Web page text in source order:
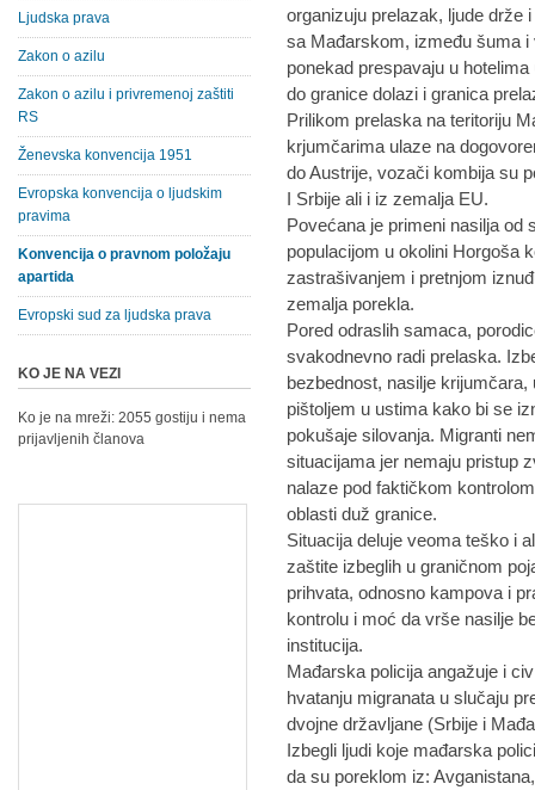
organizuju prelazak, ljude drže
sa Mađarskom, između šuma i
ponekad prespavaju u
do granice dolazi i granica
Prilikom prelaska na teritoriju
krjumčarima ulaze na
do Austrije, vozači kombija su
I Srbije ali i iz zemalja EU.
Povećana je primeni nasilja od
populacijom u okolini Horgoša
zastrašivanjem i pretnjom
zemalja porekla.
Pored odraslih samaca,
svakodnevno radi prelaska.
bezbednost, nasilje
pištoljem u ustima kako bi se
pokušaje silovanja. Migranti
situacijama jer nemaju pristup
nalaze pod faktičkom
oblasti duž granice.
Situacija deluje veoma teško i
zaštite izbeglih u graničnom
prihvata, odnosno kampova i
kontrolu i moć da vrše nasilje
institucija.
Mađarska policija angažuje i
hvatanju migranata u slučaju
dvojne državljane (Srbije i
Izbegli ljudi koje mađarska
da su poreklom iz:
Ljudska prava
Zakon o azilu
Zakon o azilu i privremenoj zaštiti
RS
Ženevska konvencija 1951
Evropska konvencija o ljudskim
pravima
Konvencija o pravnom položaju
apartida
Evropski sud za ljudska prava
KO JE NA VEZI
Ko je na mreži: 2055 gostiju i nema
prijavljenih članova